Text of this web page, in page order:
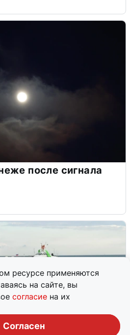
ресурсе применяются
на сайте, вы
согласие на их
Согласен
после сигнала